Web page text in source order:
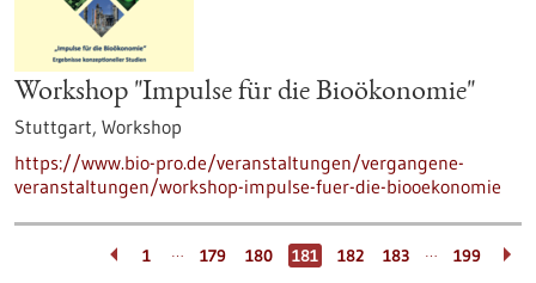
Workshop "Impulse für die Bioökonomie"
Stuttgart, Workshop
https://www.bio-pro.de/veranstaltungen/vergangene-
veranstaltungen/workshop-impulse-fuer-die-biooekonomie
1 … 179 180 181 182 183 … 199